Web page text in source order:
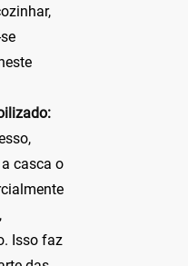
casca o
Isso faz